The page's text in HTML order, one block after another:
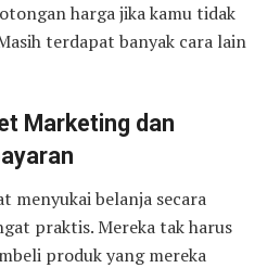
harga jika kamu tidak
terdapat banyak cara lain
Marketing dan
menyukai belanja secara
praktis. Mereka tak harus
produk yang mereka